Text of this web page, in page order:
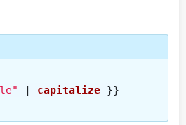
| capitalize }}